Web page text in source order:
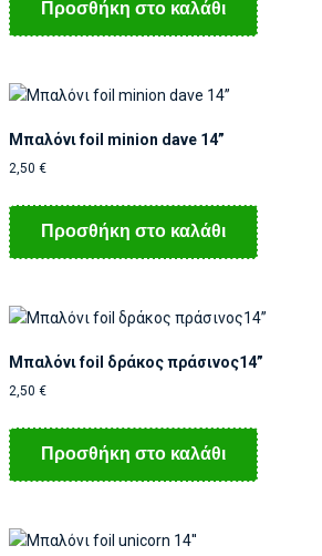
Προσθήκη στο καλάθι
Μπαλόνι foil minion dave 14”
2,50 €
Προσθήκη στο καλάθι
Μπαλόνι foil δράκος πράσινος14”
2,50 €
Προσθήκη στο καλάθι